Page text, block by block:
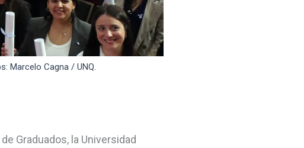
Marcelo Cagna / UNQ.
Graduados, la Universidad